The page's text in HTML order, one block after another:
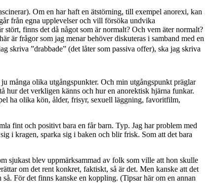
Om en har haft en ätstörning, till exempel anorexi, kan
från egna upplevelser och vill försöka undvika
finns det då något som är normalt? Och vem äter normalt?
är frågor som jag menar behöver diskuteras i samband med en
skriva ”drabbade” (det låter som passiva offer), ska jag skriva
många olika utgångspunkter. Och min utgångspunkt präglar
hur det verkligen känns och hur en anorektisk hjärna funkar.
ha olika kön, ålder, frisyr, sexuell läggning, favoritfilm,
fint och positivt bara en får barn. Typ. Jag har problem med
i kragen, sparka sig i baken och blir frisk. Som att det bara
sjukast blev uppmärksammad av folk som ville att hon skulle
om det rent konkret, faktiskt, så är det. Men kanske att det
För det finns kanske en koppling. (Tipsar här om en annan